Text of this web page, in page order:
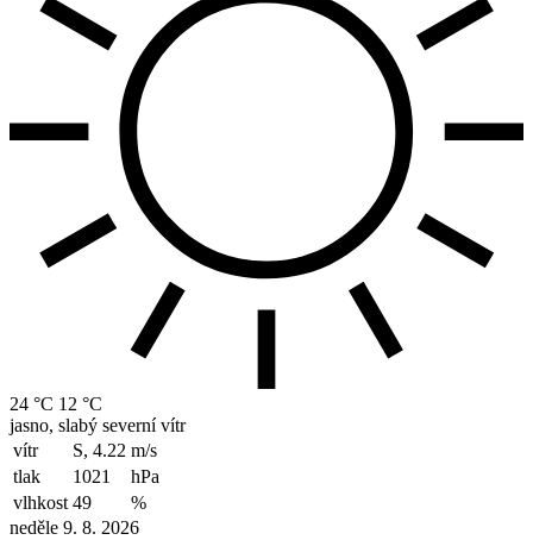
24 °C 12 °C
jasno, slabý severní vítr
vítr
S, 4.22 m/s
tlak
1021
hPa
vlhkost 49
%
neděle 9. 8. 2026